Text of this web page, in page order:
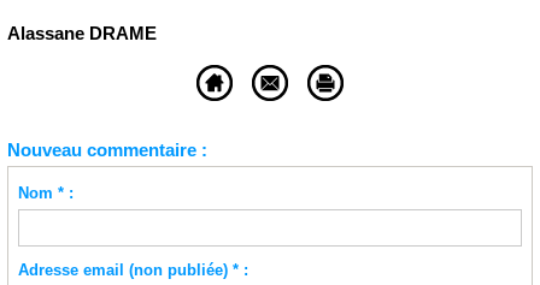
Alassane DRAME
Nouveau commentaire :
Nom * :
Adresse email (non publiée) * :